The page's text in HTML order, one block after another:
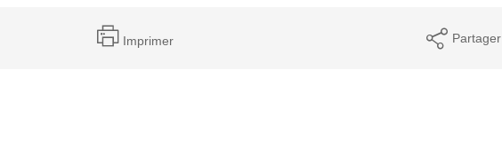
Imprimer Partager